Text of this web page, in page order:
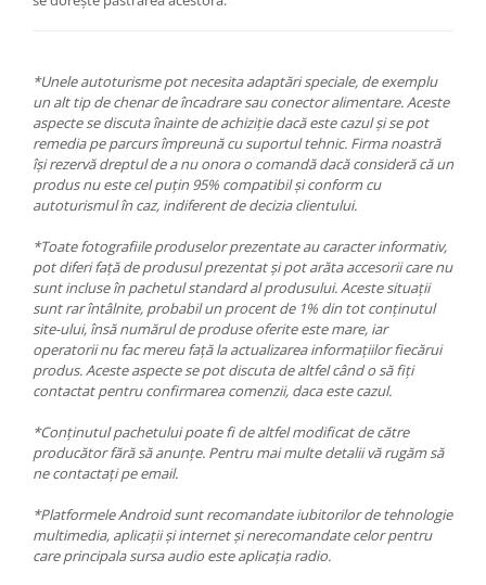
*Unele autoturisme pot necesita adaptări speciale, de exemplu
un alt tip de chenar de încadrare sau conector alimentare. Aceste
aspecte se discuta înainte de achiziție dacă este cazul și se pot
remedia pe parcurs împreună cu suportul tehnic. Firma noastră
își rezervă dreptul de a nu onora o comandă dacă consideră că un
produs nu este cel puțin 95% compatibil și conform cu
autoturismul în caz, indiferent de decizia clientului.
*Toate fotografiile produselor prezentate au caracter informativ,
pot diferi față de produsul prezentat și pot arăta accesorii care nu
sunt incluse în pachetul standard al produsului. Aceste situații
sunt rar întâlnite, probabil un procent de 1% din tot conținutul
site-ului, însă numărul de produse oferite este mare, iar
operatorii nu fac mereu față la actualizarea informațiilor fiecărui
produs. Aceste aspecte se pot discuta de altfel când o să fiți
contactat pentru confirmarea comenzii, daca este cazul.
*Conținutul pachetului poate fi de altfel modificat de către
producător fără să anunțe. Pentru mai multe detalii vă rugăm să
ne contactați pe email.
*Platformele Android sunt recomandate iubitorilor de tehnologie
multimedia, aplicații și internet și nerecomandate celor pentru
care principala sursa audio este aplicația radio.